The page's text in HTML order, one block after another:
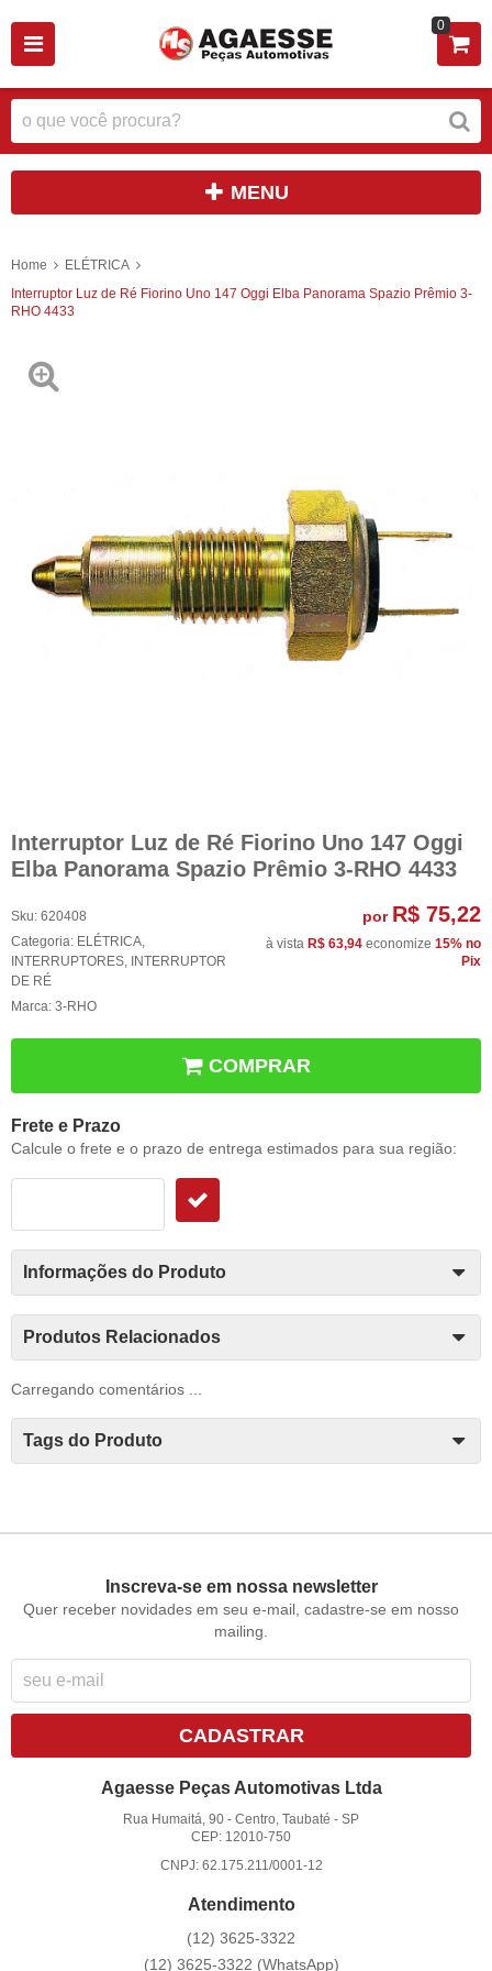
0
MENU
Home
ELÉTRICA
Interruptor Luz de Ré Fiorino Uno 147 Oggi Elba Panorama Spazio Prêmio 3-
RHO 4433
Interruptor Luz de Ré Fiorino Uno 147 Oggi
Elba Panorama Spazio Prêmio 3-RHO 4433
Sku: 620408
Categoria: ELÉTRICA,
INTERRUPTORES, INTERRUPTOR
DE RÉ
Marca: 3-RHO
por R$ 75,22
à vista R$ 63,94 economize 15% no
Pix
COMPRAR
Frete e Prazo
Calcule o frete e o prazo de entrega estimados para sua região:
Informações do Produto
Produtos Relacionados
Carregando comentários ...
Tags do Produto
Inscreva-se em nossa newsletter
Quer receber novidades em seu e-mail, cadastre-se em nosso
mailing.
CADASTRAR
Agaesse Peças Automotivas Ltda
Rua Humaitá, 90 -Centro, Taubaté -SP
CEP: 12010-750
CNPJ: 62.175.211/0001-12
Atendimento
(12) 3625-3322
(12) 3625-3322 (WhatsApp)